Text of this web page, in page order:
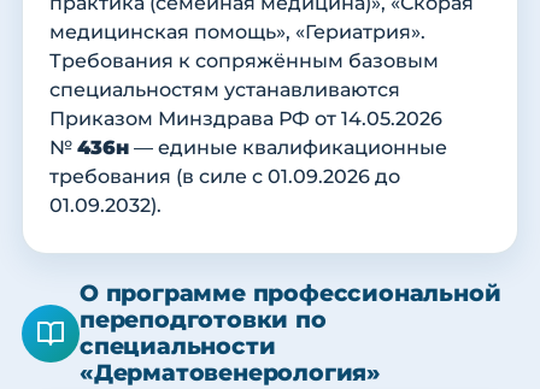
медицинская помощь», «Гериатрия».
Требования к сопряжённым базовым
специальностям устанавливаются
Приказом Минздрава РФ от 14.05.2026
№ 436н — единые квалификационные
требования (в силе с 01.09.2026 до
01.09.2032).
О программе профессиональной
переподготовки по
специальности
«Дерматовенерология»